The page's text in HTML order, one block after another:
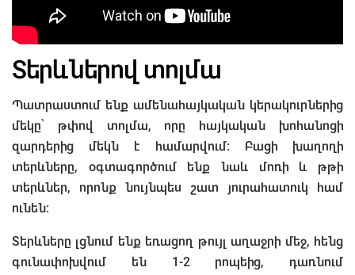
Տերևներով տոլմա
Պատրաստում ենք ամենահայկական կերակուրներից
մեկը՝ թփով տոլմա, որը հայկական խոհանոցի
զարդերից մեկն է համարվում: Բացի խաղողի
տերևները, օգտագործում ենք նաև մոռի և թթի
տերևներ, որոնք նույնպես շատ յուրահատուկ համ
ունեն։
Տերևները լցնում ենք եռացող թույլ աղաջրի մեջ, հենց
գունափոխվում են 1-2 րոպեից, դառնում